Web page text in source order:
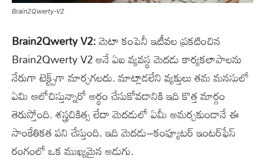
Brain2Qwerty-V2
Brain2Qwerty V2:మెటా కంపెనీ ఇటీవల ప్రకటించిన
Brain2Qwerty V2 అనే ఏఐ వ్యవస్థ మెదడు కార్యకలాపాలను
నేరుగా టెక్ట్స్‌గా మార్చగలదు. మాట్లాడలేని వ్యక్తులు తమ మనసులో
ఏమి ఆలోచిస్తున్నారో అర్థం చేసుకోవడానికి ఇది కొత్త మార్గం
తెరుస్తోంది. శస్త్రచికిత్స లేదా మెదడులో ఏమీ అమర్చకుండానే ఈ
సాంకేతికత పని చేస్తుంది. ఇది మెదడు–కంప్యూటర్‌ ఇంటర్‌ఫేస్‌
రంగంలో ఒక ముఖ్యమైన అడుగు.